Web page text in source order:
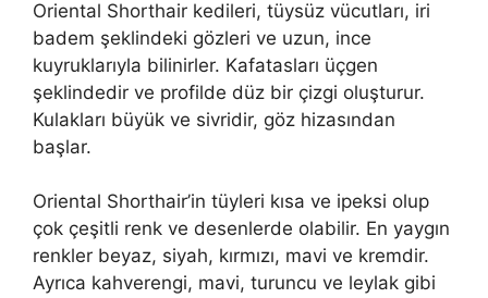
Oriental Shorthair kedileri, tüysüz vücutları, iri
badem şeklindeki gözleri ve uzun, ince
kuyruklarıyla bilinirler. Kafatasları üçgen
şeklindedir ve profilde düz bir çizgi oluşturur.
Kulakları büyük ve sivridir, göz hizasından
başlar.
Oriental Shorthair’in tüyleri kısa ve ipeksi olup
çok çeşitli renk ve desenlerde olabilir. En yaygın
renkler beyaz, siyah, kırmızı, mavi ve kremdir.
Ayrıca kahverengi, mavi, turuncu ve leylak gibi